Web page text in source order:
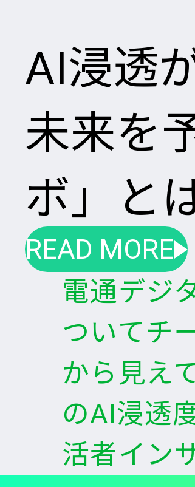
AI浸透
未来を
ボ」と
電通デジ
ついてチ
から見え
のAI浸透
活者イン
READ MORE